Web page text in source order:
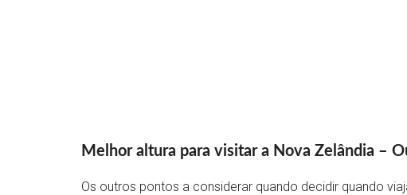
Melhor altura para visitar a Nova Zelândia –
Os outros pontos a considerar quando decidir quando